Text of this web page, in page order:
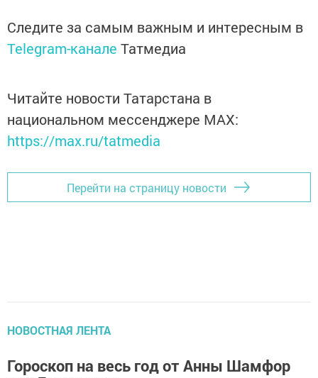
Следите за самым важным и интересным в
Telegram-канале Татмедиа
Читайте новости Татарстана в
национальном мессенджере MАХ:
https://max.ru/tatmedia
Перейти на страницу новости
НОВОСТНАЯ ЛЕНТА
Гороскоп на весь год от Анны Шамфор